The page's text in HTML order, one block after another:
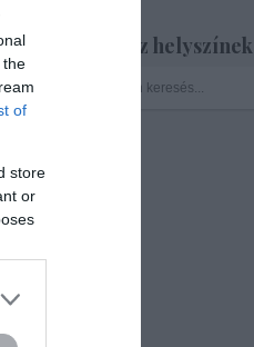
the
of
store
or
Szinház helyszínek